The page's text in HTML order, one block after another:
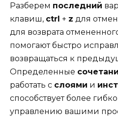
Разберем последний
клавиш, ctrl + z для
для возврата
помогают быстро
возвращаться к
Определенные
работать с слоями и
способствует более
управлению вашими